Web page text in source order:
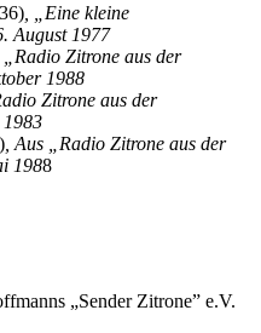
, „Eine kleine
August 1977
„Radio Zitrone aus der
1988
Zitrone aus der
, Aus „Radio Zitrone aus der
1988
„Sender Zitrone” e.V.